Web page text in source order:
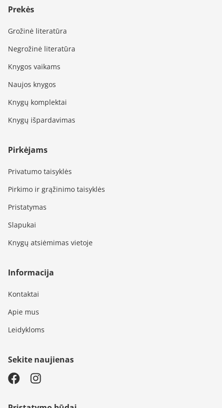
Prekės
Grožinė literatūra
Negrožinė literatūra
Knygos vaikams
Naujos knygos
Knygų komplektai
Knygų išpardavimas
Pirkėjams
Privatumo taisyklės
Pirkimo ir grąžinimo taisyklės
Pristatymas
Slapukai
Knygų atsiėmimas vietoje
Informacija
Kontaktai
Apie mus
Leidykloms
Sekite naujienas